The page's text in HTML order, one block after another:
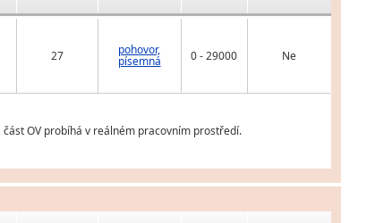
27 pohovor,
písemná 0 - 29000 Ne
OV probíhá v reálném pracovním prostředí.